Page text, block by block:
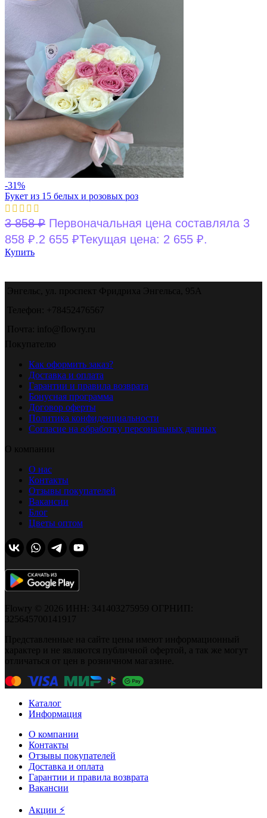
-31%
Букет из 15 белых и розовых роз
3 858₽ Первоначальная цена составляла 3
858 ₽.2 655 ₽Текущая цена: 2 655 ₽.
Купить
Энгельс, ул. проспект Фридриха Энгельса, 95А
Телефон: +78452476567
Почта: info@flowry.ru
Покупателю
Как оформить заказ?
Доставка и оплата
Гарантии и правила возврата
Бонусная программа
Договор оферты
Политика конфиденциальности
Согласие на обработку персональных данных
О компании
О нас
Контакты
Отзывы покупателей
Вакансии
Блог
Цветы оптом
Flowry © 2026 ИНН: 341403275959 ОГРНИП:
325645700141917
Представленные на сайте цены имеют информационный
характер и не являются публичной офертой, а так же могут
отличаться от цен в розничном магазине.
Каталог
Информация
О компании
Контакты
Отзывы покупателей
Доставка и оплата
Гарантии и правила возврата
Вакансии
Акции ⚡️